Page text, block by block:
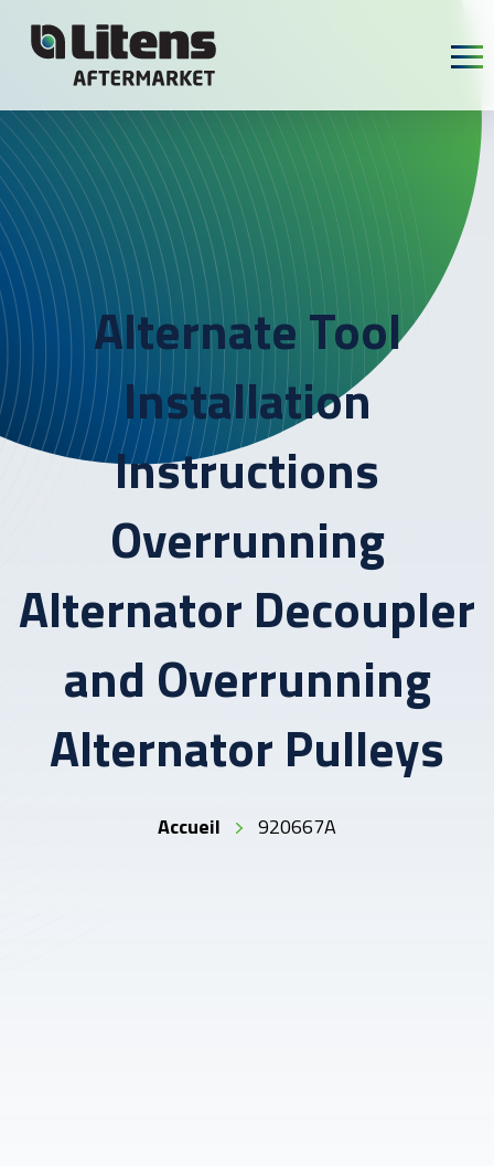
Alternate Tool
Installation
Instructions
Overrunning
Alternator Decoupler
and Overrunning
Alternator Pulleys
Accueil 920667A